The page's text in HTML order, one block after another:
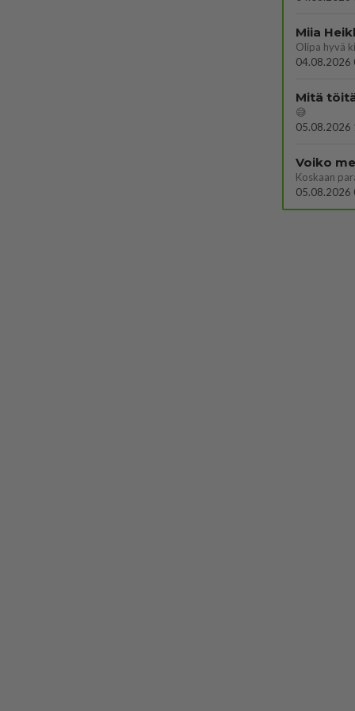
Miia
04.08.2026
Mitä
😅
05.08.2026
Voiko
Koskaan
05.08.2026